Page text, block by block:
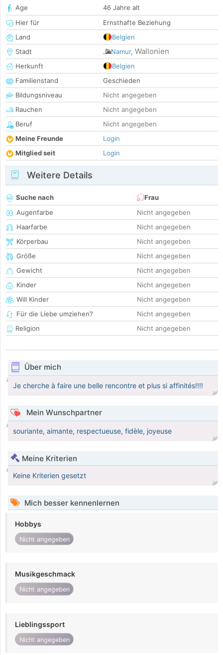
Age
46 Jahre alt
Hier für
Ernsthafte Beziehung
Land
Belgien
Stadt
Namur, Wallonien
Herkunft
Belgien
Familienstand
Geschieden
Bildungsniveau
Nicht angegeben
Rauchen
Nicht angegeben
Beruf
Nicht angegeben
Meine Freunde
Login
Mitglied seit
Login
Weitere Details
Suche nach
Frau
Augenfarbe
Nicht angegeben
Haarfarbe
Nicht angegeben
Körperbau
Nicht angegeben
Größe
Nicht angegeben
Gewicht
Nicht angegeben
Kinder
Nicht angegeben
Will Kinder
Nicht angegeben
Für die Liebe umziehen?
Nicht angegeben
Religion
Nicht angegeben
Über mich
Je cherche à faire une belle rencontre et plus si affinités!!!!
Mein Wunschpartner
souriante, aimante, respectueuse, fidèle, joyeuse
Meine Kriterien
Keine Kriterien gesetzt
Mich besser kennenlernen
Hobbys
Nicht angegeben
Musikgeschmack
Nicht angegeben
Lieblingssport
Nicht angegeben